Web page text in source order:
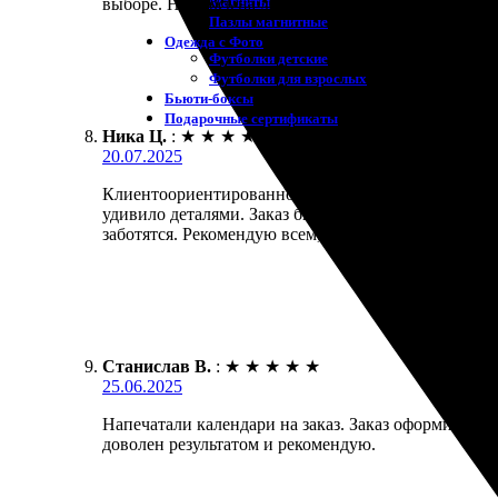
Пазлы магнитные
Одежда с Фото
Футболки детские
Футболки для взрослых
Бьюти-боксы
Подарочные сертификаты
выборе. Надеюсь на дальнейшее сотрудничество!
Ника Ц. : ★ ★ ★ ★
20.07.2025
Клиентоориентированность. Оформление заказа
удивило деталями. Заказ был готов в
заботятся. Рекомендую всем, кто ценит качество и
Станислав В. : ★ ★ ★ ★ ★
25.06.2025
Напечатали календари на заказ. Заказ оформил
доволен результатом и рекомендую.